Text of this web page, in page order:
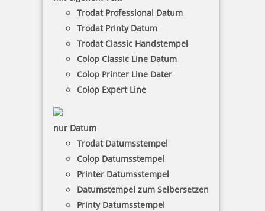
Trodat Professional Datum
Trodat Printy Datum
Trodat Classic Handstempel
Colop Classic Line Datum
Colop Printer Line Dater
Colop Expert Line
nur Datum
Trodat Datumsstempel
Colop Datumsstempel
Printer Datumsstempel
Datumstempel zum Selbersetzen
Printy Datumsstempel
11,57 €
COLOP e-mark GO Grifffolien-Set